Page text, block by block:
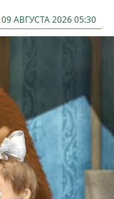
09 АВГУСТА 2026 05:30